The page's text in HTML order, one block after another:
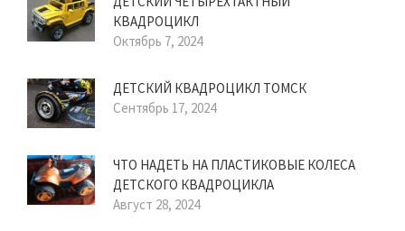
КВАДРОЦИКЛ
Октябрь 7, 2024
ДЕТСКИЙ КВАДРОЦИКЛ ТОМСК
Сентябрь 17, 2024
ЧТО НАДЕТЬ НА ПЛАСТИКОВЫЕ КОЛЕСА
ДЕТСКОГО КВАДРОЦИКЛА
Август 28, 2024